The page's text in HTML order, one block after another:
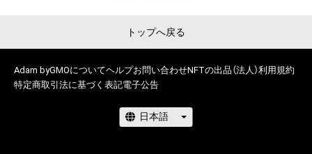
トップへ戻る
Adam byGMOについてヘルプお問い合わせNFTの出品（法人）利用規約
特定商取引法に基づく表記電子公告